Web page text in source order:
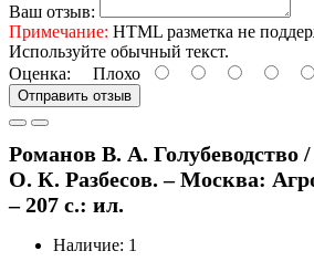
Ваш отзыв:
Примечание: HTML разметка не
Используйте обычный текст.
Оценка: Плохо
Отправить отзыв
Романов В. А. Голубеводство
О. К. Разбесов. – Москва:
– 207 с.: ил.
Наличие: 1